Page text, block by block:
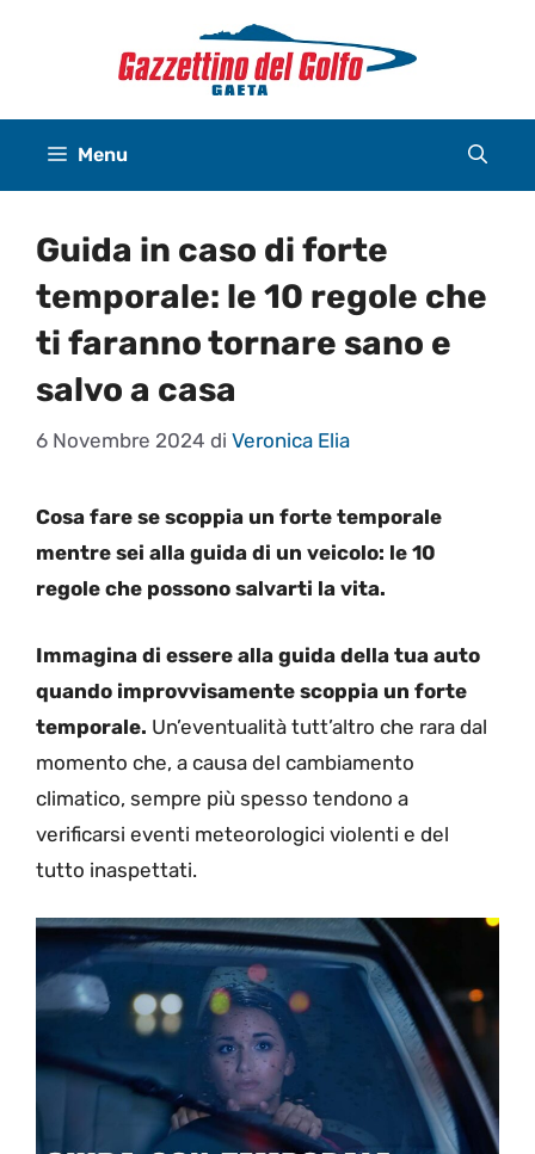
Menu
Guida in caso di forte
temporale: le 10 regole che
ti faranno tornare sano e
salvo a casa
6 Novembre 2024 di Veronica Elia
Cosa fare se scoppia un forte temporale
mentre sei alla guida di un veicolo: le 10
regole che possono salvarti la vita.
Immagina di essere alla guida della tua auto
quando improvvisamente scoppia un forte
temporale. Un’eventualità tutt’altro che rara dal
momento che, a causa del cambiamento
climatico, sempre più spesso tendono a
verificarsi eventi meteorologici violenti e del
tutto inaspettati.